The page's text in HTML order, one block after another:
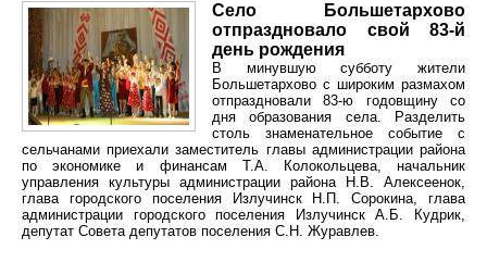
Село Большетархово
отпраздновало свой 83-й
день рождения
В минувшую субботу жители
Большетархово с широким размахом
отпраздновали 83-ю годовщину со
дня образования села. Разделить
столь знаменательное событие с
сельчанами приехализаместитель главы администрации района
по экономике и финансам Т.А. Колокольцева, начальник
управления культуры администрации района Н.В. Алексеенок,
глава городского поселения Излучинск Н.П. Сорокина, глава
администрации городского поселения Излучинск А.Б. Кудрик,
депутат Совета депутатов поселения С.Н. Журавлев.